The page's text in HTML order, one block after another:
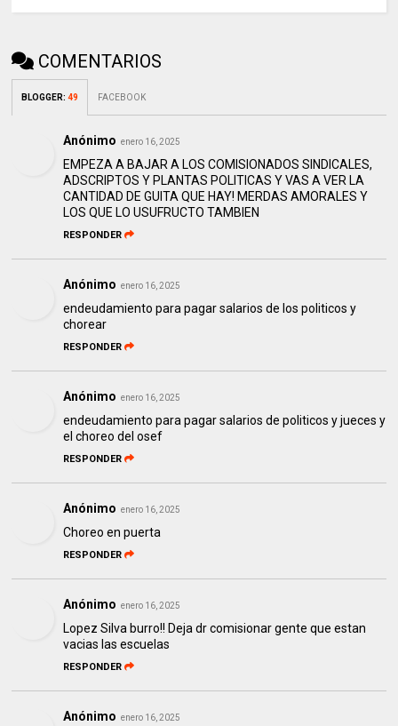
COMENTARIOS
BLOGGER:49 FACEBOOK
Anónimo enero 16, 2025
EMPEZA A BAJAR A LOS COMISIONADOS SINDICALES,
ADSCRIPTOS Y PLANTAS POLITICAS Y VAS A VER LA
CANTIDAD DE GUITA QUE HAY! MERDAS AMORALES Y
LOS QUE LO USUFRUCTO TAMBIEN
RESPONDER
Anónimo enero 16, 2025
endeudamiento para pagar salarios de los politicos y
chorear
RESPONDER
Anónimo enero 16, 2025
endeudamiento para pagar salarios de politicos y jueces y
el choreo del osef
RESPONDER
Anónimo enero 16, 2025
Choreo en puerta
RESPONDER
Anónimo enero 16, 2025
Lopez Silva burro!! Deja dr comisionar gente que estan
vacias las escuelas
RESPONDER
Anónimo enero 16, 2025